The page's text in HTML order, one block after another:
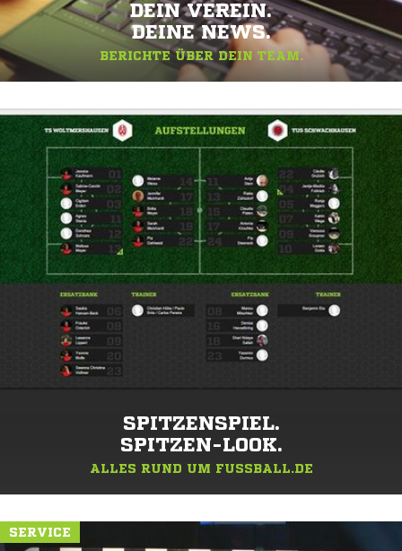
DEIN VEREIN.
DEINE NEWS.
BERICHTE ÜBER DEIN TEAM.
SPITZENSPIEL.
SPITZEN-LOOK.
ALLES RUND UM FUSSBALL.DE
SERVICE